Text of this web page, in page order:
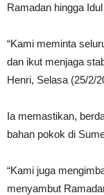
Ramadan hingga
“Kami meminta
dan ikut menjaga
Henri, Selasa (25/2/
Ia memastikan,
bahan pokok di
“Kami juga
menyambut